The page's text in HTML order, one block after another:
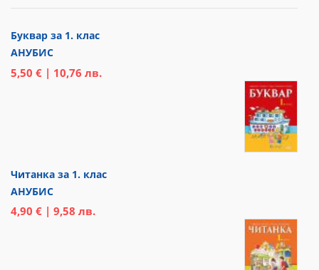
Буквар за 1. клас
АНУБИС
5,50 € | 10,76 лв.
Читанка за 1. клас
АНУБИС
4,90 € | 9,58 лв.